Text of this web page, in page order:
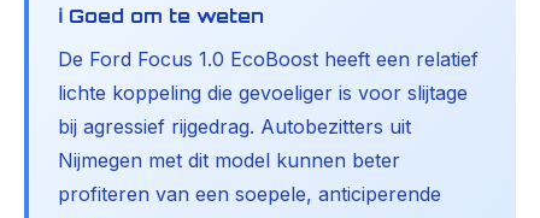
ℹ️ Goed om te weten
De Ford Focus 1.0 EcoBoost heeft een relatief
lichte koppeling die gevoeliger is voor slijtage
bij agressief rijgedrag. Autobezitters uit
Nijmegen met dit model kunnen beter
profiteren van een soepele, anticiperende